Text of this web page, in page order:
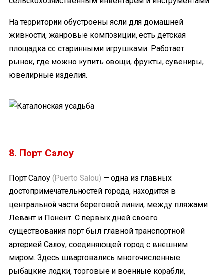
На территории обустроены ясли для домашней
живности, жанровые композиции, есть детская
площадка со старинными игрушками. Работает
рынок, где можно купить овощи, фрукты, сувениры,
ювелирные изделия.
8. Порт Салоу
Порт Салоу (Puerto Salou) — одна из главных
достопримечательностей города, находится в
центральной части береговой линии, между пляжами
Левант и Понент. С первых дней своего
существования порт был главной транспортной
артерией Салоу, соединяющей город с внешним
миром. Здесь швартовались многочисленные
рыбацкие лодки, торговые и военные корабли,